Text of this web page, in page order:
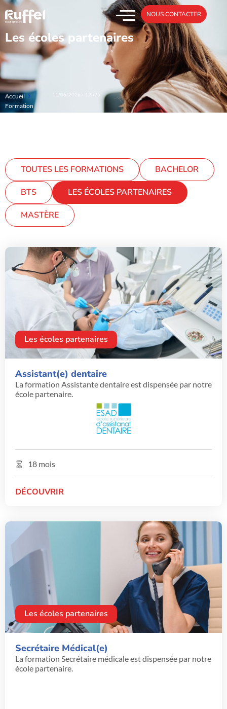
NOUS CONTACTER
Les écoles partenaires
Accueil
Formation
11/06/2026 à 12h25
TOUTES LES FORMATIONS BACHELOR
BTS LES ÉCOLES PARTENAIRES
MASTÈRE
Les écoles partenaires
Assistant(e) dentaire
La formation Assistante dentaire est dispensée par notre
école partenaire.
18 mois
DÉCOUVRIR
Les écoles partenaires
Secrétaire Médical(e)
La formation Secrétaire médicale est dispensée par notre
école partenaire.